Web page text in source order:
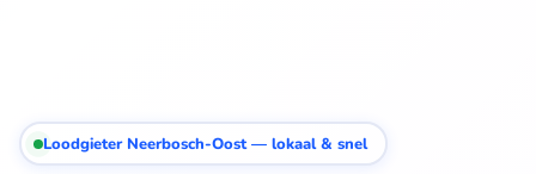
Loodgieter Neerbosch-Oost — lokaal & snel